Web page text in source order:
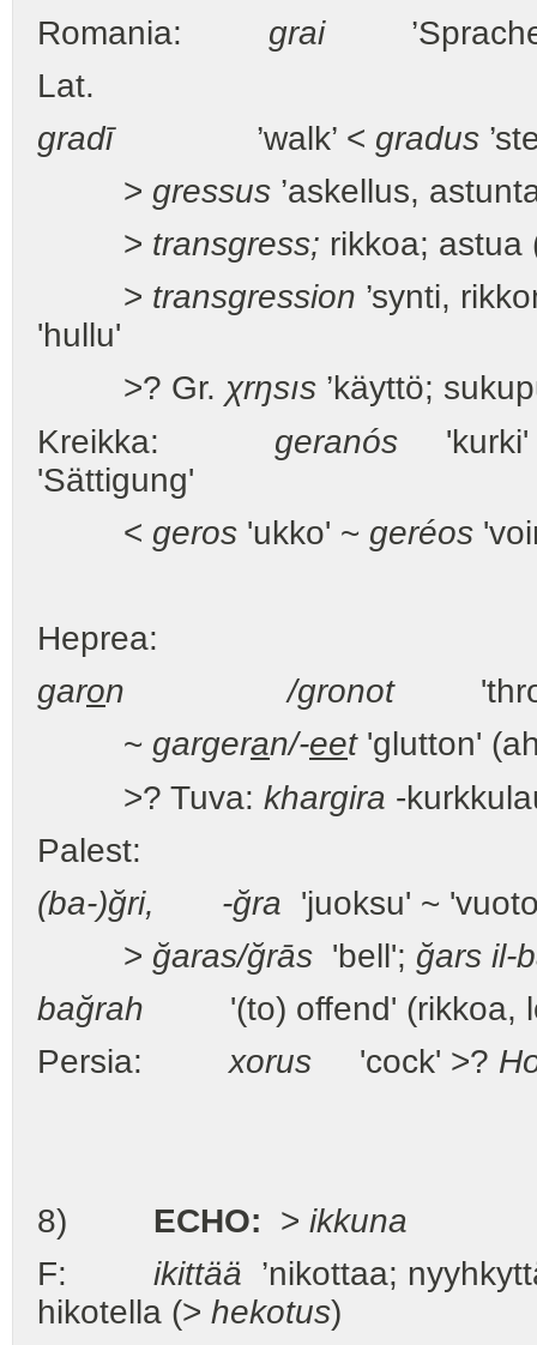
Romania: grai’Sprache,
Lat.
gradī’walk’ < gradus
> gressus ’askellus,
> transgress; rikkoa; astua
> transgression ’synti,
'hullu'
>? Gr. χrŋsıs ’käyttö;
Kreikka: geranós 'kurki'
'Sättigung'
< geros 'ukko' ~ geréos
Heprea:
garon /gronot
~ gargeran/-eet'glutton'
>? Tuva: khargira -
Palest:
(ba-)ğri, -ğra 'juoksu' ~
> ğaras/ğrās 'bell'; ğars il-
bağrah '(to) offend' (rikkoa,
Persia:xorus 'cock' >?
8) ECHO: > ikkuna
F: ikittää ’nikottaa;
hikotella (> hekotus)